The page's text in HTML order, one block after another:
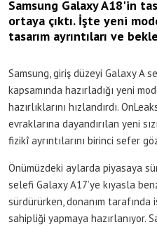
Samsung Galaxy A18'in
ortaya çıktı. İşte yeni
tasarım ayrıntıları ve
Samsung, giriş düzeyi Galaxy A
kapsamında hazırladığı yeni
hazırlıklarını hızlandırdı.
evraklarına dayandırılan yeni
fizikî ayrıntılarını birinci sefer
Önümüzdeki aylarda piyasaya
selefi Galaxy A17’ye kıyasla
sürdürürken, donanım
sahipliği yapmaya hazırlanıyor.